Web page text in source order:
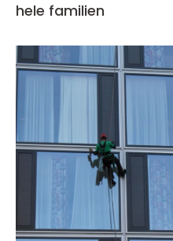
hele familien